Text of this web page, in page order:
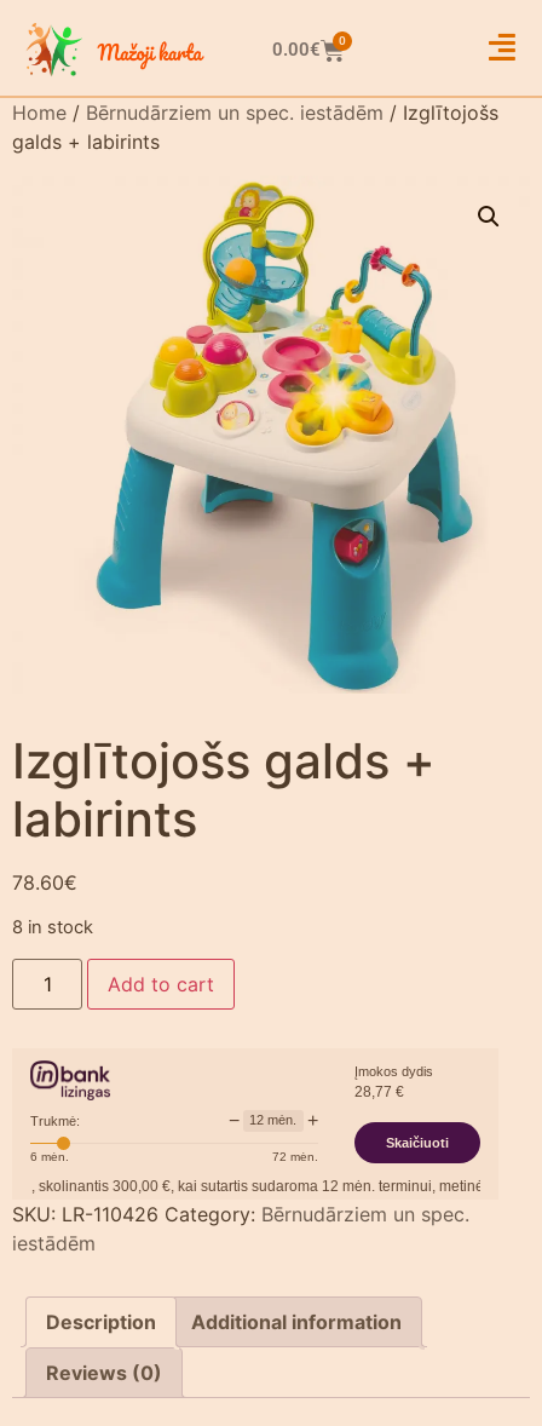
0.00€ 0
Home / Bērnudārziem un spec. iestādēm / Izglītojošs
galds + labirints
Izglītojošs galds +
labirints
78.60€
8 in stock
Add to cart
Trukmė: − 12 mėn. +
6 mėn. 72 mėn.
Įmokos dydis
28,77 €
Skaičiuoti
skolinantis300,00€, kai sutartis sudaroma12mėn. terminui, metinė palūkanų
SKU: LR-110426 Category: Bērnudārziem un spec.
iestādēm
Description Additional information
Reviews (0)